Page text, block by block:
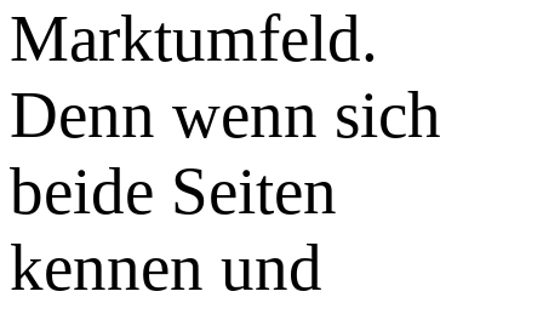
Marktumfeld.
Denn wenn sich
beide Seiten
kennen und